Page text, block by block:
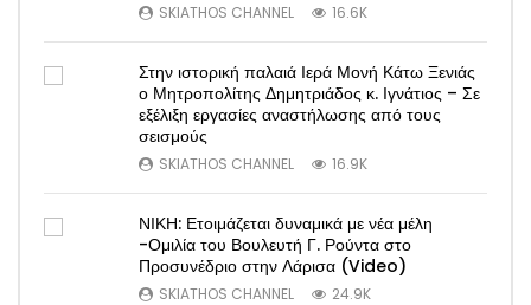
SKIATHOS CHANNEL 16.6K
Στην ιστορική παλαιά Ιερά Μονή Κάτω Ξενιάς
ο Μητροπολίτης Δημητριάδος κ. Ιγνάτιος – Σε
εξέλιξη εργασίες αναστήλωσης από τους
σεισμούς
SKIATHOS CHANNEL 16.9K
ΝΙΚΗ: Ετοιμάζεται δυναμικά με νέα μέλη
-Ομιλία του Βουλευτή Γ. Ρούντα στο
Προσυνέδριο στην Λάρισα (Video)
SKIATHOS CHANNEL 24.9K